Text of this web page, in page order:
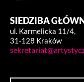
SIEDZIBA
ul. Karmelicka 11/4,
31-128 Kraków